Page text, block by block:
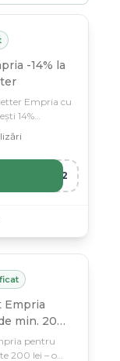
-14% la
Empria cu
14%
bebeluși
R12
Empria
min. 200
pentru
200 lei – o